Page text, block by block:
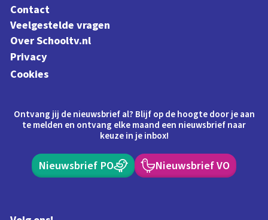
Contact
Veelgestelde vragen
Over Schooltv.nl
Privacy
Cookies
Ontvang jij de nieuwsbrief al? Blijf op de hoogte door je aan
te melden en ontvang elke maand een nieuwsbrief naar
keuze in je inbox!
Nieuwsbrief PO Nieuwsbrief VO